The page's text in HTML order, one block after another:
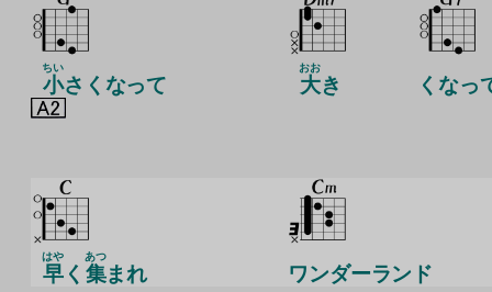
小
ちい
さくなって 大
おお
き くなっ
早
はや
く 集
あつ
まれ ワンダーランド